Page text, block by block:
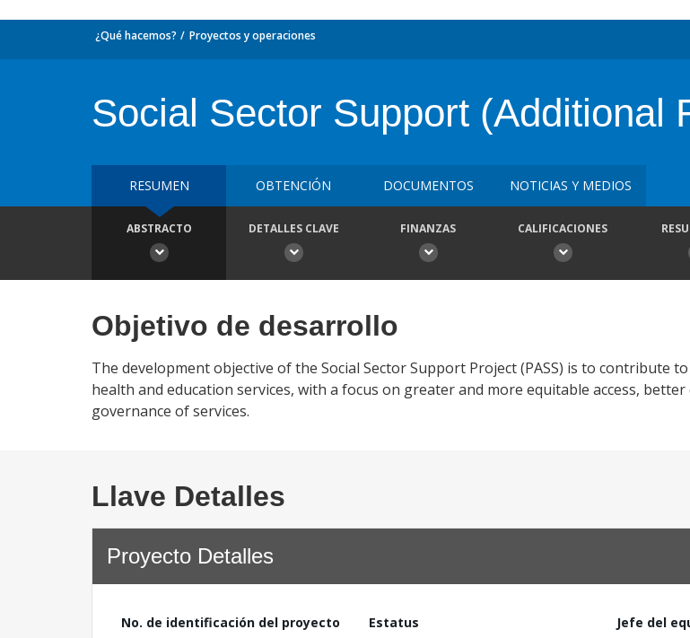
¿Qué hacemos? Proyectos y operaciones
Social Sector Support (Additional
RESUMEN OBTENCIÓN DOCUMENTOS NOTICIAS Y MEDIOS
ABSTRACTO DETALLES CLAVE FINANZAS CALIFICACIONES
Objetivo de desarrollo
The development objective of the Social Sector Support Project (PASS) is to contribute
health and education services, with a focus on greater and more equitable access,
governance of services.
Llave Detalles
Proyecto Detalles
No. de identificación del proyecto
Estatus
Jefe del